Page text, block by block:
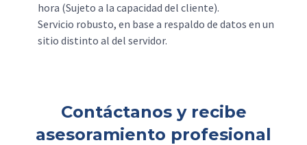
hora (Sujeto a la capacidad del cliente).
Servicio robusto, en base a respaldo de datos en un
sitio distinto al del servidor.
Contáctanos y recibe
asesoramiento profesional